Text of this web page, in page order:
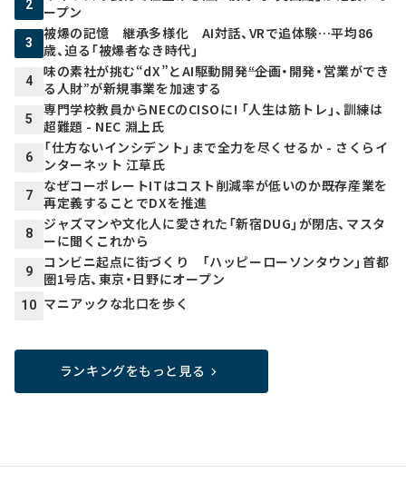
2
ープン
3
被爆の記憶 継承多様化 AI対話、VRで追体験…平均86
歳、迫る「被爆者なき時代」
4
味の素社が挑む“dX”とAI駆動開発――“企画・開発・営業ができ
る人財”が新規事業を加速する
5
専門学校教員からNECのCISOに! 「人生は筋トレ」、訓練は
超難題 - NEC 淵上氏
6
「仕方ないインシデント」まで全力を尽くせるか - さくらイ
ンターネット 江草氏
7
なぜコーポレートITはコスト削減率が低いのか――既存産業を
再定義することでDXを推進
8
ジャズマンや文化人に愛された「新宿DUG」が閉店、マスタ
ーに聞くこれから
9
コンビニ起点に街づくり 「ハッピーローソンタウン」首都
圏1号店、東京・日野にオープン
10 マニアックな北口を歩く
ランキングをもっと見る